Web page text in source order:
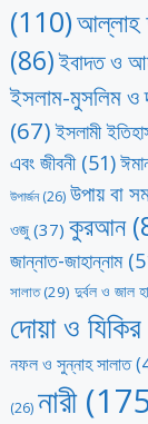
(110)আল্লাহ
(86)ইবাদত ও
ইসলাম-মুসলিম ও
(67) ইসলামী
এবং জীবনী(51)
উপার্জন(26) উপায় বা
ওজু (37) কুরআন
জান্নাত-জাহান্নাম
সালাত(29) দুর্বল ও জাল
দোয়া ও যিকির
নফল ও সুন্নাহ সালাত
(26) নারী